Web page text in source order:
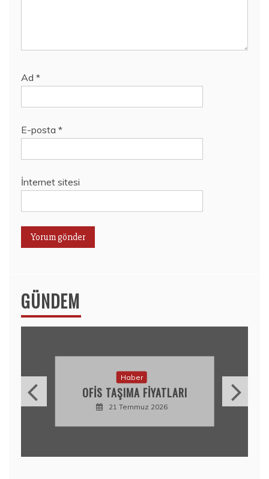
Ad *
E-posta *
İnternet sitesi
GÜNDEM
Haber
OFIS TAŞIMA FIYATLARI
21 Temmuz 2026